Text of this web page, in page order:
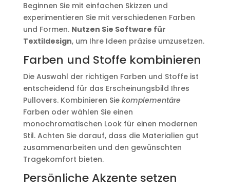
Beginnen Sie mit einfachen Skizzen und
experimentieren Sie mit verschiedenen Farben
und Formen. Nutzen Sie Software für
Textildesign, um Ihre Ideen präzise umzusetzen.
Farben und Stoffe kombinieren
Die Auswahl der richtigen Farben und Stoffe ist
entscheidend für das Erscheinungsbild Ihres
Pullovers. Kombinieren Sie komplementäre
Farben oder wählen Sie einen
monochromatischen Look für einen modernen
Stil. Achten Sie darauf, dass die Materialien gut
zusammenarbeiten und den gewünschten
Tragekomfort bieten.
Persönliche Akzente setzen